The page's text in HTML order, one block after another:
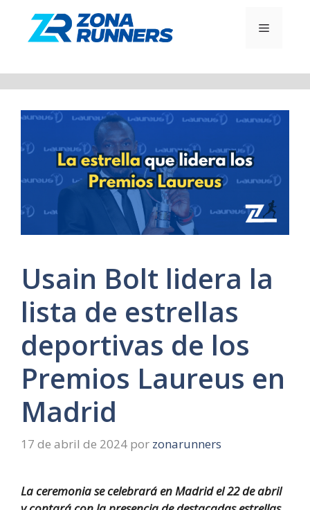
contenido
MENÚ
Usain Bolt lidera la
lista de estrellas
deportivas de los
Premios Laureus en
Madrid
17 de abril de 2024 por zonarunners
La ceremonia se celebrará en Madrid el 22 de abril